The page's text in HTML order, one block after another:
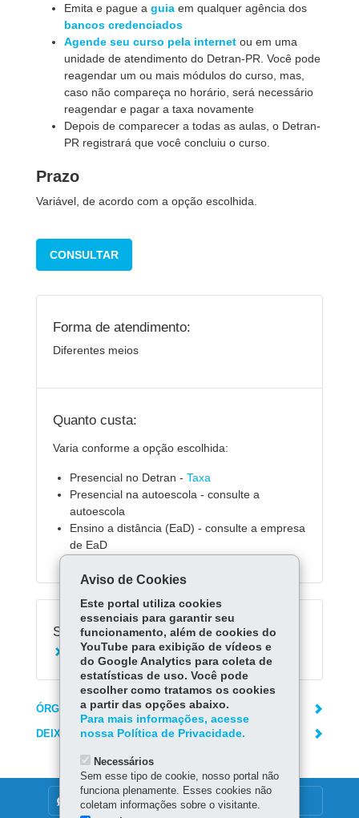
Emita e pague a guia em qualquer agência dos
bancos credenciados
Agende seu curso pela internet ou em uma
unidade de atendimento do Detran-PR. Você pode
reagendar um ou mais módulos do curso, mas,
caso não compareça no horário, será necessário
reagendar e pagar a taxa novamente
Depois de comparecer a todas as aulas, o Detran-
PR registrará que você concluiu o curso.
Prazo
Variável, de acordo com a opção escolhida.
CONSULTAR
Forma de atendimento:
Diferentes meios
Quanto custa:
Varia conforme a opção escolhida:
Presencial no Detran -Taxa
Presencial na autoescola - consulte a
autoescola
Ensino a distância (EaD) - consulte a empresa
de EaD
Serviços Relacionados:
Agendar curso de reciclagem
ÓRGÃO RESPONSÁVEL
DEIXE SUA OPINIÃO
DENUNCIE CORRUPÇÃO
Aviso de Cookies
Este portal utiliza cookies
essenciais para garantir seu
funcionamento, além de cookies do
YouTube para exibição de vídeos e
do Google Analytics para coleta de
estatísticas de uso. Você pode
escolher como tratamos os cookies
a partir das opções abaixo.
Para mais informações, acesse
nossa Política de Privacidade.
Necessários
Sem esse tipo de cookie, nosso portal não
funciona plenamente. Esses cookies não
coletam informações sobre o visitante.